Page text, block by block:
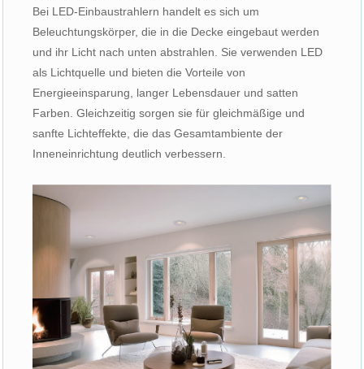
Bei LED-Einbaustrahlern handelt es sich um
Beleuchtungskörper, die in die Decke eingebaut werden
und ihr Licht nach unten abstrahlen. Sie verwenden LED
als Lichtquelle und bieten die Vorteile von
Energieeinsparung, langer Lebensdauer und satten
Farben. Gleichzeitig sorgen sie für gleichmäßige und
sanfte Lichteffekte, die das Gesamtambiente der
Inneneinrichtung deutlich verbessern.